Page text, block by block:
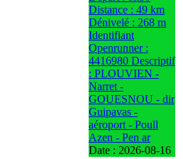
Distance : 49 km
Dénivelé : 268 m
Identifiant
Openrunner :
4416980 Descriptif
: PLOUVIEN -
Narret -
GOUESNOU - dir
Guipavas -
aéroport - Poull
Azen - Pen ar
Date : 2026-08-16